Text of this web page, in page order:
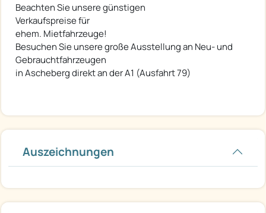
Beachten Sie unsere günstigen
Verkaufspreise für
ehem. Mietfahrzeuge!
Besuchen Sie unsere große Ausstellung an Neu- und
Gebrauchtfahrzeugen
in Ascheberg direkt an der A1 (Ausfahrt 79)
Auszeichnungen